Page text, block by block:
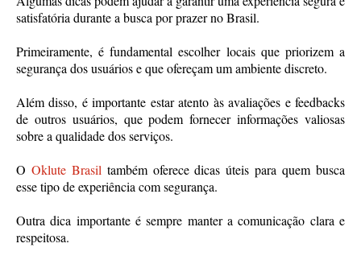
satisfatória durante a busca por prazer no Brasil.
Primeiramente, é fundamental escolher locais que priorizem a
segurança dos usuários e que ofereçam um ambiente discreto.
Além disso, é importante estar atento às avaliações e feedbacks
de outros usuários, que podem fornecer informações valiosas
sobre a qualidade dos serviços.
O Oklute Brasil também oferece dicas úteis para quem busca
esse tipo de experiência com segurança.
Outra dica importante é sempre manter a comunicação clara e
respeitosa.